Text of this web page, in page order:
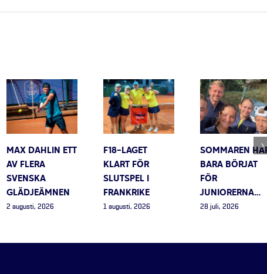
MAX DAHLIN ETT
AV FLERA
SVENSKA
GLÄDJEÄMNEN
2 augusti, 2026
F18-LAGET
KLART FÖR
SLUTSPEL I
FRANKRIKE
1 augusti, 2026
SOMMAREN
BARA BÖRJAT
FÖR
JUNIORERNA…
28 juli, 2026